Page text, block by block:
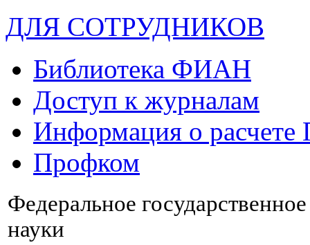
ДЛЯ СОТРУДНИКОВ
Библиотека ФИАН
Доступ к журналам
Информация о
Профком
Федеральное
науки